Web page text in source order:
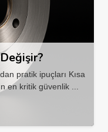
pratik ipuçları Kısa
en kritik güvenlik ...